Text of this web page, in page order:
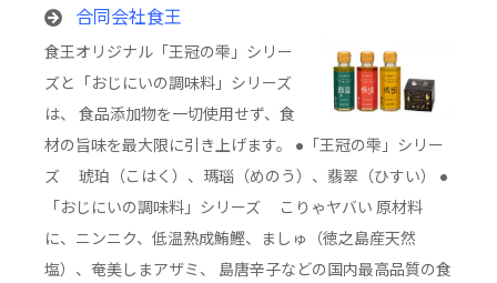
合同会社食王
食王オリジナル「王冠の雫」シリー
ズと「おじにいの調味料」シリーズ
は、 食品添加物を一切使用せず、食
材の旨味を最大限に引き上げます。 ●「王冠の雫」シリー
ズ 琥珀（こはく）、瑪瑙（めのう）、翡翠（ひすい） ●
「おじにいの調味料」シリーズ こりゃヤバい 原材料
に、ニンニク、低温熟成鮪鰹、ましゅ（徳之島産天然
塩）、奄美しまアザミ、 島唐辛子などの国内最高品質の食